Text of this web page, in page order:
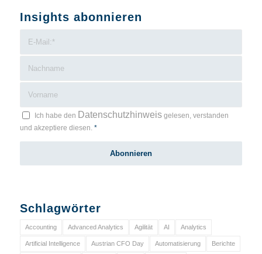
Insights abonnieren
Ich habe den Datenschutzhinweisgelesen, verstanden
und akzeptiere diesen. *
Schlagwörter
Accounting Advanced Analytics Agilität AI Analytics
Artificial Intelligence Austrian CFO Day Automatisierung Berichte